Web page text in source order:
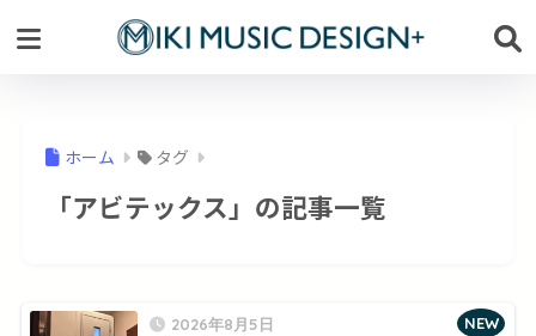
ホーム タグ
「アビテックス」の記事一覧
2026年8月5日 NEW